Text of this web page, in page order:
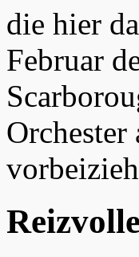
die hier
Februar
Orchester